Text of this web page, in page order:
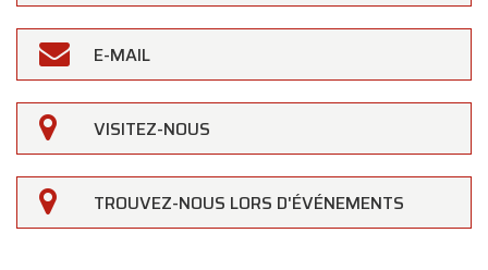
E-MAIL
VISITEZ-NOUS
TROUVEZ-NOUS LORS D'ÉVÉNEMENTS